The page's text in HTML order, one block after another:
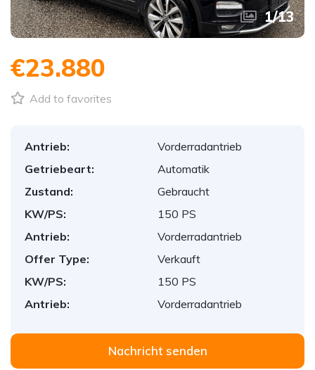
1/13
€23.880
Add to favorites
Antrieb:
Vorderradantrieb
Getriebeart:
Automatik
Zustand:
Gebraucht
KW/PS:
150 PS
Antrieb:
Vorderradantrieb
Offer Type:
Verkauft
KW/PS:
150 PS
Antrieb:
Vorderradantrieb
Nachricht senden